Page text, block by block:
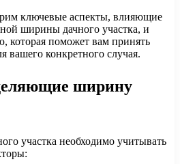
ключевые аспекты, влияющие
ширины дачного участка, и
которая поможет вам принять
вашего конкретного случая.
ширину
участка необходимо учитывать